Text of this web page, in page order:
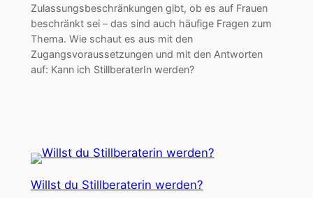
Zulassungsbeschränkungen gibt, ob es auf Frauen
beschränkt sei – das sind auch häufige Fragen zum
Thema. Wie schaut es aus mit den
Zugangsvoraussetzungen und mit den Antworten
auf: Kann ich StillberaterIn werden?
Willst du Stillberaterin werden?